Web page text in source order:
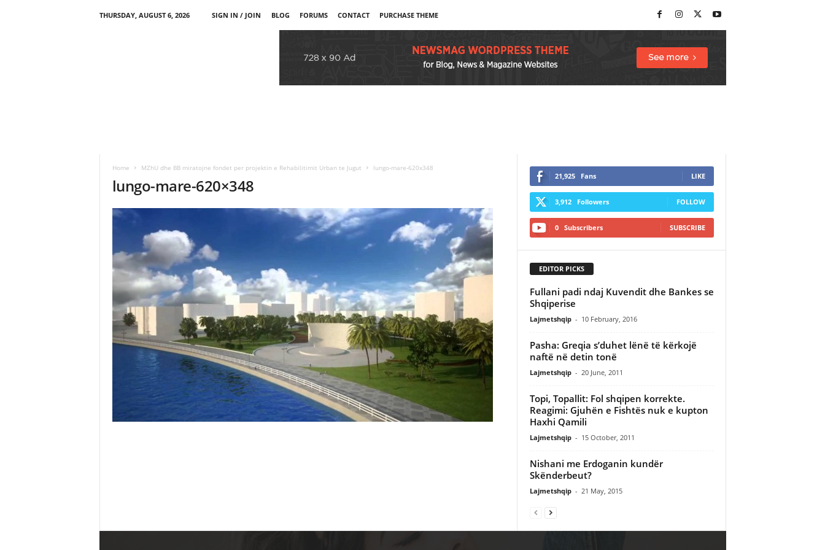
THURSDAY, AUGUST 6, 2026 SIGN IN / JOIN BLOG FORUMS CONTACT PURCHASE THEME
Home MZhU dhe BB miratojne fondet per projektin e Rehabilitimit Urban te Jugut lungo-mare-620x348
lungo-mare-620×348 21,925 Fans LIKE
3,912 Followers FOLLOW
0 Subscribers SUBSCRIBE
EDITOR PICKS
Fullani padi ndaj Kuvendit dhe Bankes se
Shqiperise
Lajmetshqip - 10 February, 2016
Pasha: Greqia s’duhet lënë të kërkojë
naftë në detin tonë
Lajmetshqip - 20 June, 2011
Topi, Topallit: Fol shqipen korrekte.
Reagimi: Gjuhën e Fishtës nuk e kupton
Haxhi Qamili
Lajmetshqip - 15 October, 2011
Nishani me Erdoganin kundër
Skënderbeut?
Lajmetshqip - 21 May, 2015